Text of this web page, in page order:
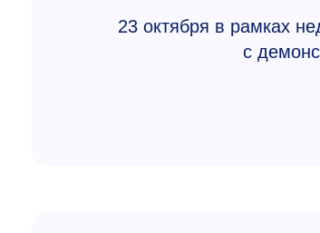
23 октября в рамках
с